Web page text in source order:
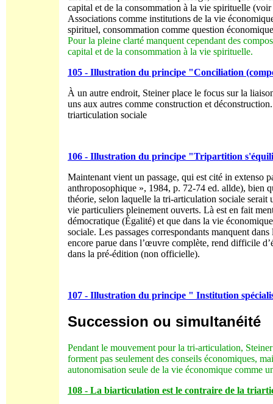
capital et de la consommation à la vie spirituelle
Associations comme institutions de la vie
spirituel, consommation comme question
Pour la pleine clarté manquent cependant des
capital et de la consommation à la vie spirituelle.
105 - Illustration du principe "Conciliation
À un autre endroit, Steiner place le focus sur la
uns aux autres comme construction et
triarticulation sociale
106 - Illustration du principe "Tripartition
Maintenant vient un passage, qui est cité in extenso
anthroposophique », 1984, p. 72-74 ed. allde), bien
théorie, selon laquelle la tri-articulation sociale serait
vie particuliers pleinement ouverts. Là est en fait
démocratique (Égalité) et que dans la vie
sociale. Les passages correspondants manquent
encore parue dans l’œuvre complète, rend difficile
dans la pré-édition (non officielle).
107 - Illustration du principe " Institution
Succession ou simultanéité
Pendant le mouvement pour la tri-articulation,
forment pas seulement des conseils économiques,
autonomisation seule de la vie économique comme
108 - La biarticulation est le contraire de la